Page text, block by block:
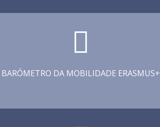
BARÓMETRO DA MOBILIDADE ERASMUS+